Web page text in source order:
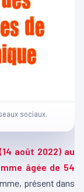
sociaux.
août 2022) au
âgée de 54
présent dans